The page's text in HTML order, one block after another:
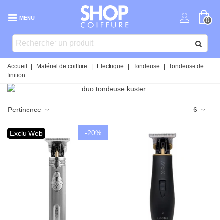
MENU 0
Accueil Matériel de coiffure Electrique Tondeuse
Tondeuse de
finition
Pertinence 6
Exclu Web -20%